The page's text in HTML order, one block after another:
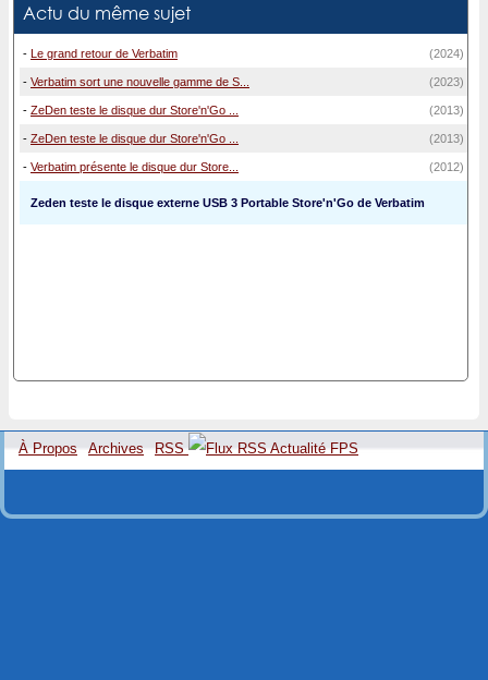
Actu du même sujet
- Le grand retour de Verbatim (2024)
- Verbatim sort une nouvelle gamme de S... (2023)
- ZeDen teste le disque dur Store'n'Go ... (2013)
- ZeDen teste le disque dur Store'n'Go ... (2013)
- Verbatim présente le disque dur Store... (2012)
Zeden teste le disque externe USB 3 Portable Store'n'Go de Verbatim
À Propos Archives RSS